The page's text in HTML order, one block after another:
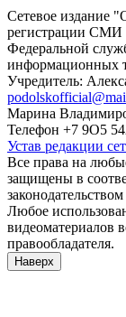
Сетевое издание
регистрации
Федеральной
информационных
Учредитель:
Марина
Телефон +7 9О5
Устав редакции
Все права на
защищены в
Любое
видеоматериалов
правообладателя.
Наверх